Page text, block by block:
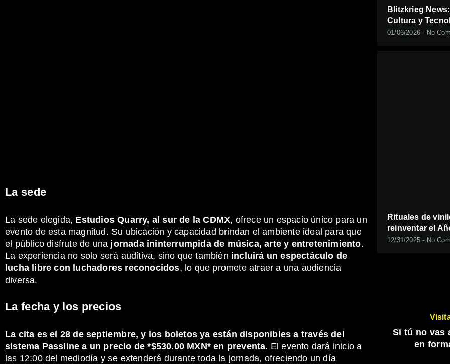
La sede
La sede elegida, Estudios Quarry, al sur de la CDMX, ofrece un espacio único para un
evento de esta magnitud. Su ubicación y capacidad brindan el ambiente ideal para que
el público disfrute de una jornada ininterrumpida de música, arte y entretenimiento.
La experiencia no solo será auditiva, sino que también incluirá un espectáculo de
lucha libre con luchadores reconocidos, lo que promete atraer a una audiencia
diversa.
La fecha y los precios
La cita es el 28 de septiembre, y los boletos ya están disponibles a través del
sistema Passline a un precio de *$530.00 MXN* en preventa. El evento dará inicio a
las 12:00 del mediodía y se extenderá durante toda la jornada, ofreciendo un día
Blitzkrieg
Cultura y
01/06/2026 No
Rituales de
reinventar el
12/31/2025 No
Si tú no vas
en